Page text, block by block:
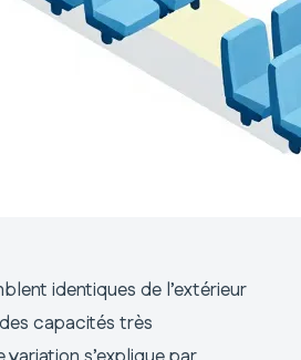
identiques de l’extérieur
capacités très